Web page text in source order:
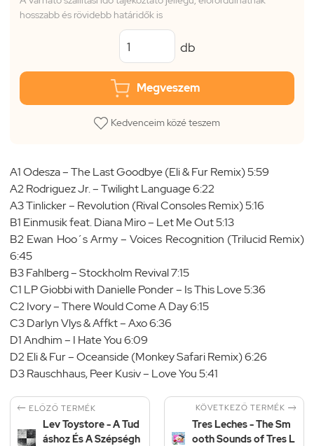
hosszabb és rövidebb határidők is
db
Megveszem
Kedvenceim közé teszem
A1 Odesza – The Last Goodbye (Eli & Fur Remix) 5:59
A2 Rodriguez Jr. – Twilight Language 6:22
A3 Tinlicker – Revolution (Rival Consoles Remix) 5:16
B1 Einmusik feat. Diana Miro – Let Me Out 5:13
B2 Ewan Hoo´s Army – Voices Recognition (Trilucid Remix)
6:45
B3 Fahlberg – Stockholm Revival 7:15
C1 LP Giobbi with Danielle Ponder – Is This Love 5:36
C2 Ivory – There Would Come A Day 6:15
C3 Darlyn Vlys & Affkt – Axo 6:36
D1 Andhim – I Hate You 6:09
D2 Eli & Fur – Oceanside (Monkey Safari Remix) 6:26
D3 Rauschhaus, Peer Kusiv – Love You 5:41
 ELŐZŐ TERMÉK
Lev Toystore - A Tud
áshoz És A Szépségh
KÖVETKEZŐ TERMÉK 
Tres Leches - The Sm
ooth Sounds of Tres L